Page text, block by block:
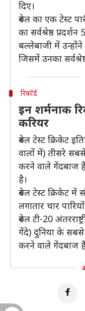
दिए।
रुबेल का एक टेस्ट
का सर्वश्रेष्ठ
बल्लेबाजी में
जिसमें उनका
रिकॉर्ड
इन शर्मनाक
करियर
रुबेल टेस्ट क्रिकेट
वालों में) तीसरे
करने वाले गेंदबाज
है।
रुबेल टेस्ट क्रिकेट
लगातार चार
रुबेल टी-20
गेंदे) दुनिया के
करने वाले गेंदबाज